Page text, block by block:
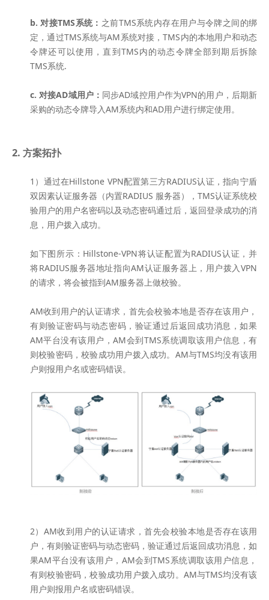
b.对接TMS系统： 之前TMS系统内存在用户与令牌之间的绑
定，通过TMS系统与AM系统对接，TMS内的本地用户和动态
令牌还可以使用，直到TMS内的动态令牌全部到期后拆除
TMS系统.
c. 对接AD域用户： 同步AD域控用户作为VPN的用户，后期新
采购的动态令牌导入AM系统内和AD用户进行绑定使用。
2. 方案拓扑
1）通过在Hillstone VPN配置第三方RADIUS认证，指向宁盾
双因素认证服务器（内置RADIUS 服务器），TMS认证系统校
验用户的用户名密码以及动态密码通过后，返回登录成功的消
息，用户拨入成功。
如下图所示：Hillstone-VPN将认证配置为RADIUS认证，并
将RADIUS服务器地址指向AM认证服务器上，用户拨入VPN
的请求，将会被指到AM服务器上做校验。
AM收到用户的认证请求，首先会校验本地是否存在该用户，
有则验证密码与动态密码，验证通过后返回成功消息，如果
AM平台没有该用户，AM会到TMS系统调取该用户信息，有
则校验密码，校验成功用户拨入成功。AM与TMS均没有该用
户则报用户名或密码错误。
2）AM收到用户的认证请求，首先会校验本地是否存在该用
户，有则验证密码与动态密码，验证通过后返回成功消息，如
果AM平台没有该用户，AM会到TMS系统调取该用户信息，
有则校验密码，校验成功用户拨入成功。AM与TMS均没有该
用户则报用户名或密码错误。